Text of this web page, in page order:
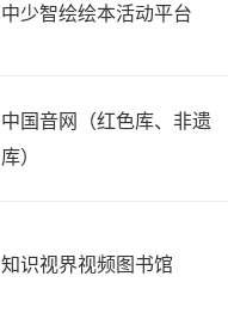
中少智绘绘本活动平台
中国音网（红色库、非遗
库）
知识视界视频图书馆